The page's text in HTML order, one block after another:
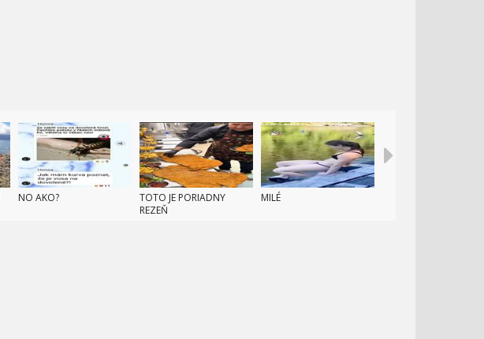
NO AKO?
TOTO JE PORIADNY
REZEŇ
MILÉ